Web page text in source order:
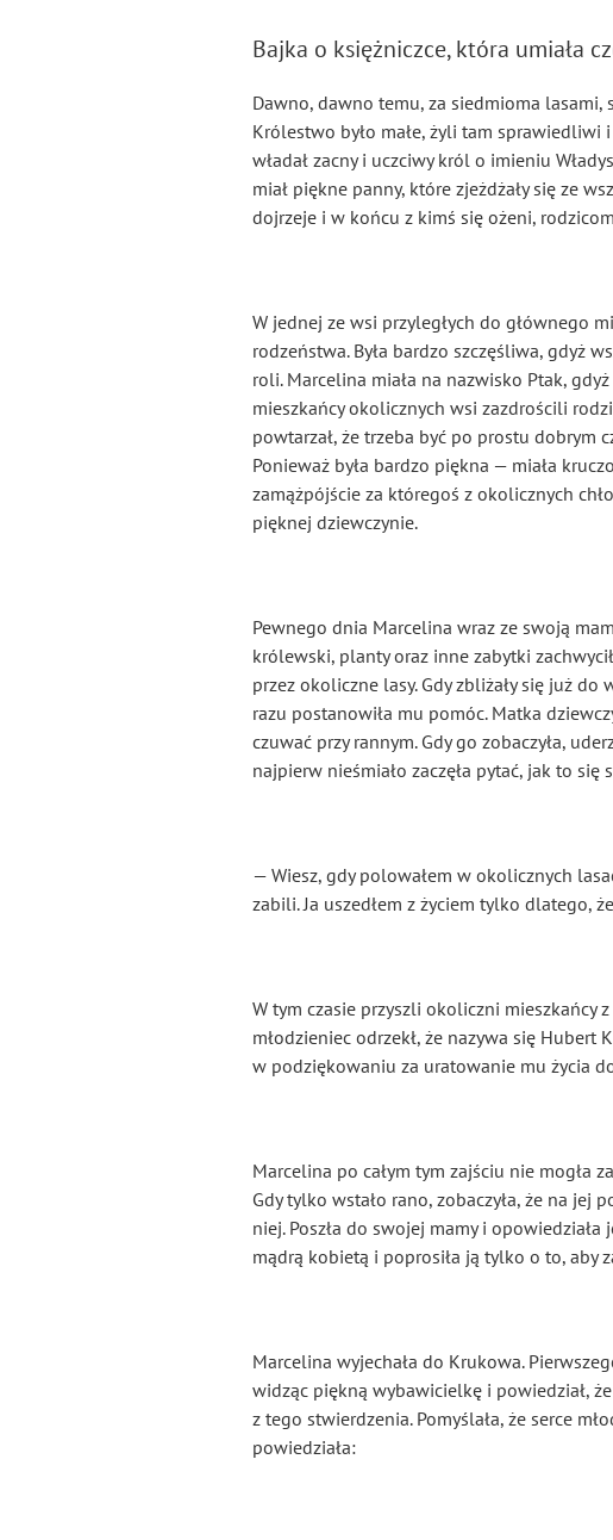
Bajka o księżniczce, która umiała
Dawno, dawno temu, za siedmioma
Królestwo było małe, żyli tam
władał zacny i uczciwy król o imieniu
miał piękne panny, które zjeżdżały się ze
dojrzeje i w końcu z kimś się ożeni,
W jednej ze wsi przyległych do głównego
rodzeństwa. Była bardzo szczęśliwa, gdyż
roli. Marcelina miała na nazwisko Ptak,
mieszkańcy okolicznych wsi zazdrościli
powtarzał, że trzeba być po prostu dobrym
Ponieważ była bardzo piękna — miała
zamążpójście za któregoś z okolicznych
pięknej dziewczynie.
Pewnego dnia Marcelina wraz ze swoją
królewski, planty oraz inne zabytki
przez okoliczne lasy. Gdy zbliżały się już
razu postanowiła mu pomóc. Matka
czuwać przy rannym. Gdy go zobaczyła,
najpierw nieśmiało zaczęła pytać, jak to się
— Wiesz, gdy polowałem w okolicznych
zabili. Ja uszedłem z życiem tylko dlatego,
W tym czasie przyszli okoliczni mieszkańcy
młodzieniec odrzekł, że nazywa się
w podziękowaniu za uratowanie mu życia
Marcelina po całym tym zajściu nie mogła
Gdy tylko wstało rano, zobaczyła, że na jej
niej. Poszła do swojej mamy i
mądrą kobietą i poprosiła ją tylko o to, aby
Marcelina wyjechała do Krukowa.
widząc piękną wybawicielkę i powiedział,
z tego stwierdzenia. Pomyślała, że serce
powiedziała: